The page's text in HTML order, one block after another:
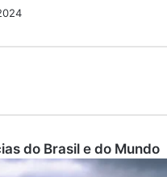
do Brasil e do Mundo